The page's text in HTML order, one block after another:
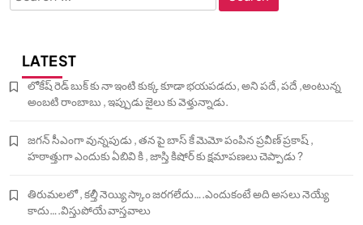
for:
LATEST
లోకేష్ రెడ్ బుక్ కు నా ఇంటి కుక్క కూడా భయపడదు, అని పదే, పదే ,అంటున్న
అంబటి రాంబాబు , ఇప్పుడు జైలు కు వెళ్తున్నాడు.
జగన్ సీఎంగా వున్నపుడు , తన పై బాస్ కే మెమో పంపిన ప్రవీణ్ ప్రకాష్ ,
హఠాత్తుగా ఎందుకు ఏబివి కి , జాస్తి కిషోర్ కు క్షమాపణలు చెప్పాడు ?
తిరుమలలో , కల్తీ నెయ్యి స్కాం జరగలేదు….ఎందుకంటే అది అసలు నెయ్యే
కాదు….విస్తుపోయే వాస్తవాలు